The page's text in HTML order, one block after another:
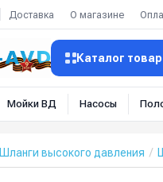
Доставка О магазине
Каталог
Мойки ВД Насосы
Шланги высокого давления